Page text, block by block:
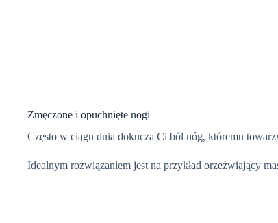
Zmęczone i opuchnięte nogi
Często w ciągu dnia dokucza Ci ból nóg, któremu
Idealnym rozwiązaniem jest na przykład orzeźwiający